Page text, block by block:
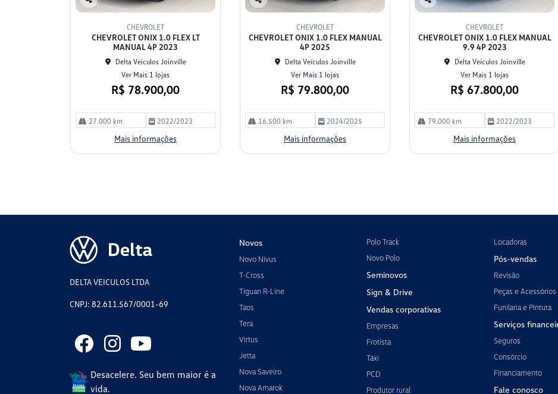
Co
lhe
CHEVROLET
CHEVROLET ONIX 1.0 FLEX LT
MANUAL 4P 2023
Delta Veículos Joinville
Ver Mais 1 lojas
R$ 78.900,00
27.000 km 2022/2023
Mais informações
Co
lhe
CHEVROLET
CHEVROLET ONIX 1.0 FLEX MANUAL
4P 2025
Delta Veículos Joinville
Ver Mais 1 lojas
R$ 79.800,00
16.500 km 2024/2025
Mais informações
Co
lhe
CHEVROLET
CHEVROLET ONIX 1.0 FLEX MANUAL
9.9 4P 2023
Delta Veículos Joinville
Ver Mais 1 lojas
R$ 67.800,00
79.000 km 2022/2023
Mais informações
DELTA VEICULOS LTDA
CNPJ: 82.611.567/0001-69
Desacelere. Seu bem maior é a
vida.
Novos
Novo Nivus
T-Cross
Tiguan R-Line
Taos
Tera
Virtus
Jetta
Nova Saveiro
Nova Amarok
Polo Track
Novo Polo
Seminovos
Sign & Drive
Vendas corporativas
Empresas
Frotista
Táxi
PCD
Produtor rural
Locadoras
Pós-vendas
Revisão
Peças e Acessórios
Funilaria e Pintura
Serviços
Seguros
Consórcio
Financiamento
Fale conosco